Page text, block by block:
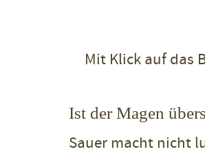
Mit Klick auf das
Ist der Magen
Sauer macht nicht